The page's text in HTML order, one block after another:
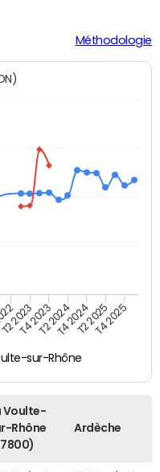
Méthodologie
sur-Rhône
T2 2023T4 2023T2 2024T4 2024T2 2025T4 2025
Voulte-
Rhône
Ardèche